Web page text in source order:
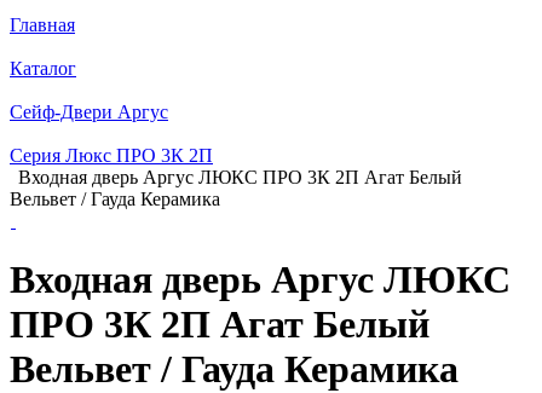
Главная
Каталог
Сейф-Двери Аргус
Серия Люкс ПРО 3К 2П
Входная дверь Аргус ЛЮКС ПРО 3К 2П Агат Белый
Вельвет / Гауда Керамика
Входная дверь Аргус ЛЮКС
ПРО 3К 2П Агат Белый
Вельвет / Гауда Керамика